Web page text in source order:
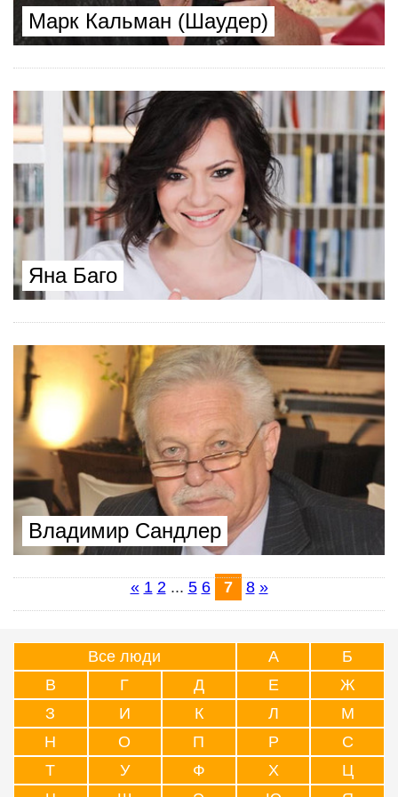
Марк Кальман (Шаудер)
Яна Баго
Владимир Сандлер
« 1 2 ... 5 6 7 8 »
Все люди А
Б
В
Г Д Е
Ж
З
И К Л
М
Н
О П Р
С
Т
У Ф Х
Ц